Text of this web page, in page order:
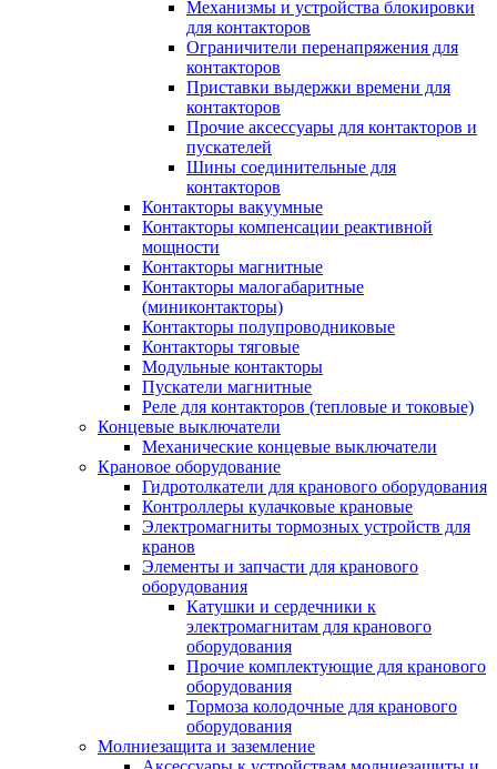
Механизмы и устройства блокировки
для контакторов
Ограничители перенапряжения для
контакторов
Приставки выдержки времени для
контакторов
Прочие аксессуары для контакторов и
пускателей
Шины соединительные для
контакторов
Контакторы вакуумные
Контакторы компенсации реактивной
мощности
Контакторы магнитные
Контакторы малогабаритные
(миниконтакторы)
Контакторы полупроводниковые
Контакторы тяговые
Модульные контакторы
Пускатели магнитные
Реле для контакторов (тепловые и токовые)
Концевые выключатели
Механические концевые выключатели
Крановое оборудование
Гидротолкатели для кранового оборудования
Контроллеры кулачковые крановые
Электромагниты тормозных устройств для
кранов
Элементы и запчасти для кранового
оборудования
Катушки и сердечники к
электромагнитам для кранового
оборудования
Прочие комплектующие для кранового
оборудования
Тормоза колодочные для кранового
оборудования
Молниезащита и заземление